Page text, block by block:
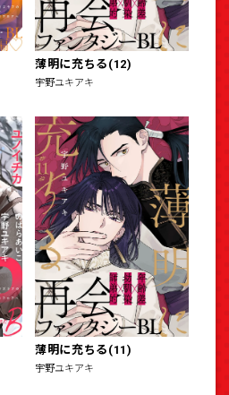
薄明に充ちる(12)
宇野ユキアキ
薄明に充ちる(11)
宇野ユキアキ